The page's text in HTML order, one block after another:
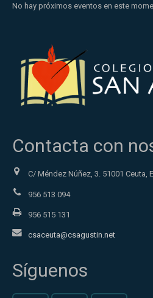
No hay próximos eventos en este
Contacta con
C/ Méndez Núñez, 3. 51001 Ceuta,
956 513 094
956 515 131
csaceuta@csagustin.net
Síguenos